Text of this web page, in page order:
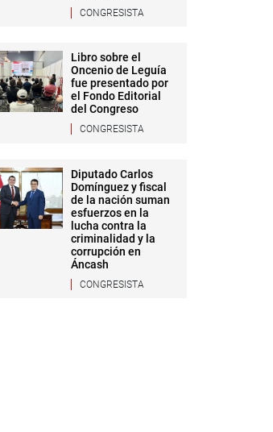
CONGRESISTA
Libro sobre el
Oncenio de Leguía
fue presentado por
el Fondo Editorial
del Congreso
CONGRESISTA
Diputado Carlos
Domínguez y fiscal
de la nación suman
esfuerzos en la
lucha contra la
criminalidad y la
corrupción en
Áncash
CONGRESISTA